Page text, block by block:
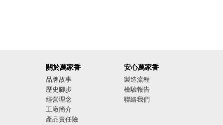
關於萬家香
品牌故事
歷史腳步
經營理念
工廠簡介
產品責任險
安心萬家香
製造流程
檢驗報告
聯絡我們